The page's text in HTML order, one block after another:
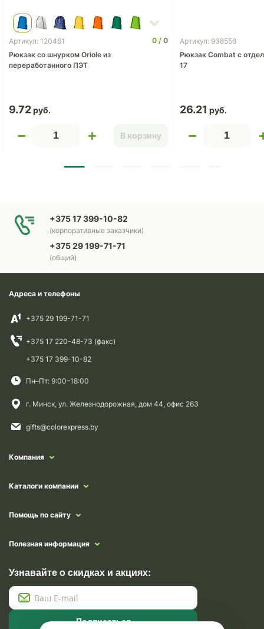
Артикул: 120461 0
0
Рюкзак со шнурком Oriole из
переработанного ПЭТ
9.72
В корзину
Артикул: 938558
Рюкзак Combat с
17
26.21
+375 17 399-10-82
(корпоративные заказчики)
+375 29 199-71-71
(общий)
Адреса и телефоны
+375 29 199-71-71
+375 17 220-48-73 (факс)
+375 17 399-10-82
Пн–Пт: 9:00–18:00
г. Минск, ул. Железнодорожная, дом 44, офис 263
gifts@colorexpress.by
Компания
Каталоги компании
Помощь по сайту
Полезная информация
Узнавайте о скидках и акциях:
Подписаться